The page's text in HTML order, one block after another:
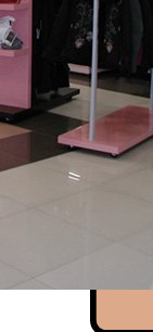
Для получения
оборудования